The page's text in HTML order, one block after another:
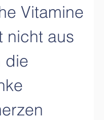
Vitamine
nicht aus
die